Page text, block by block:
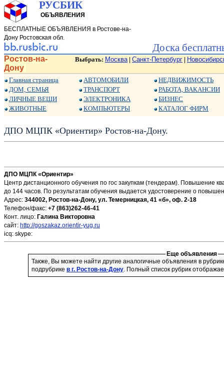
РУСБИК
ОБЪЯВЛЕНИЯ
БЕСПЛАТНЫЕ ОБЪЯВЛЕНИЯ в Ростове-на-
Дону Ростовская обл.
Доска
Ростов-на-
Дону
Выбрать: Москва| Санкт-Петербург
Главная страница
ДОМ, СЕМЬЯ
ЛИЧНЫЕ ВЕЩИ
ЖИВОТНЫЕ
АВТОМОБИЛИ
ТРАНСПОРТ
ЭЛЕКТРОНИКА
КОМПЬЮТЕРЫ
НЕДВИЖИМОСТЬ
РАБОТА, ВАКАНСИИ
БИЗНЕС
КАТАЛОГ ФИРМ
ДПО МЦПК «Ориентир» Ростов-на-Дону.
ДПО МЦПК «Ориентир»
Центр дистанционного обучения по гос закупкам (тендерам). Повышение
до 144 часов. По результатам обучения выдается удостоверение о
Адрес: 344002, Ростов-на-Дону, ул. Темерницкая, 41 «б», оф. 2-18
Телефон/факс: +7 (863)262-46-41
Конт. лицо: Галина Викторовна
сайт: http://goszakaz.orientir-yug.ru
icq: skype:
Еще объявления
Также, Вы можете найти другие аналогичные объявления в
подрубрике в г. Ростов-на-Дону. Полный список рубрик